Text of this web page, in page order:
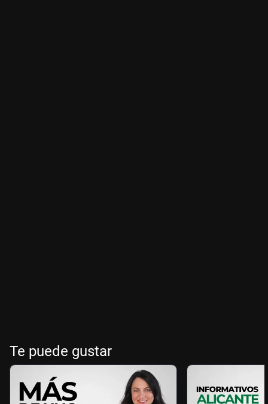
Te puede gustar